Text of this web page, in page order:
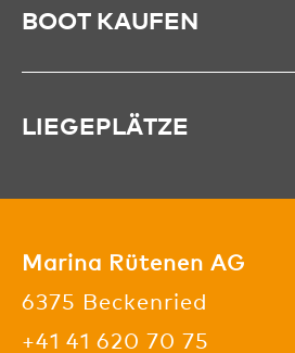
BOOT KAUFEN
LIEGEPLÄTZE
Marina Rütenen AG
6375 Beckenried
+41 41 620 70 75